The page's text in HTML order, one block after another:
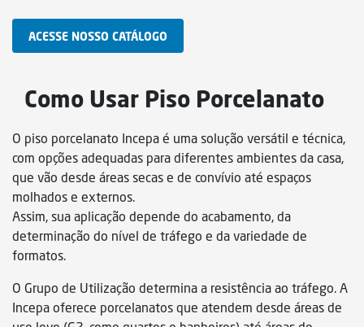
ACESSE NOSSO CATÁLOGO
Como Usar Piso Porcelanato
O piso porcelanato Incepa é uma solução versátil e técnica,
com opções adequadas para diferentes ambientes da casa,
que vão desde áreas secas e de convívio até espaços
molhados e externos.
Assim, sua aplicação depende do acabamento, da
determinação do nível de tráfego e da variedade de
formatos.
O Grupo de Utilização determina a resistência ao tráfego. A
Incepa oferece porcelanatos que atendem desde áreas de